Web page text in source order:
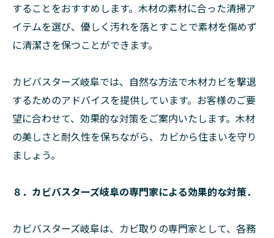
することをおすすめします。木材の素材に合った清掃ア
イテムを選び、優しく汚れを落とすことで素材を傷めず
に清潔さを保つことができます。
カビバスターズ岐阜では、自然な方法で木材カビを撃退
するためのアドバイスを提供しています。お客様のご要
望に合わせて、効果的な対策をご案内いたします。木材
の美しさと耐久性を保ちながら、カビから住まいを守り
ましょう。
８．カビバスターズ岐阜の専門家による効果的な対策．
カビバスターズ岐阜は、カビ取りの専門家として、各務